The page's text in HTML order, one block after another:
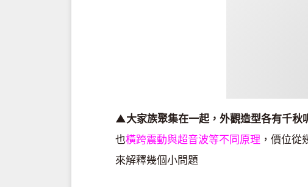
▲大家族聚集在一起，外觀造型各有千秋
也橫跨震動與超音波等不同原理 ，價位從
來解釋幾個小問題